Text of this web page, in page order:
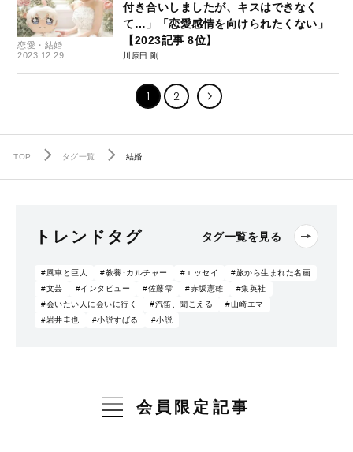
恋愛・結婚
2023.12.29
付き合いしましたが、キスはできなく
て…」「恋愛感情を向けられたくない」
【2023記事 8位】
川原田 剛
1 2
TOP タグ一覧 結婚
トレンドタグ タグ一覧を見る
#風車と巨人 #教養･カルチャー #エッセイ
#旅から生まれた名画
#文芸
#インタビュー #佐藤雫 #赤坂憲雄
#集英社
#会いたい人に会いに行く
#汽笛、聞こえる
#山崎エマ
#岩井圭也
#小説すばる #小説
会員限定記事